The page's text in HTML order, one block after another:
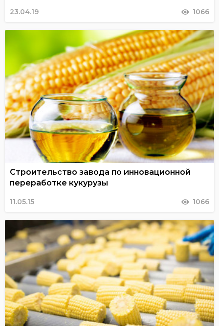
23.04.19 1066
Строительство завода по инновационной
переработке кукурузы
11.05.15 1066